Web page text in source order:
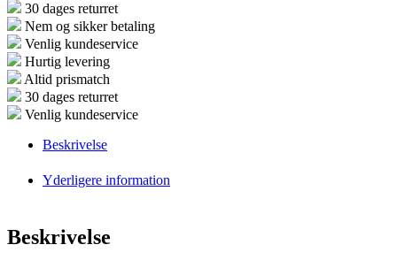
30 dages returret
Nem og sikker betaling
Venlig kundeservice
Hurtig levering
Altid prismatch
30 dages returret
Venlig kundeservice
Beskrivelse
Yderligere information
Beskrivelse